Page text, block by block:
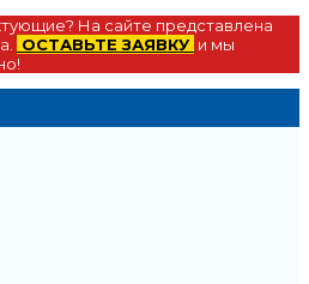
На сайте представлена
ОСТАВЬТЕ ЗАЯВКУ и мы